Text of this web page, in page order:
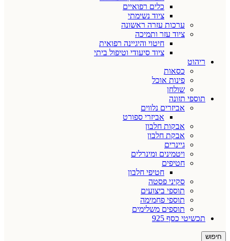
כלים רפואיים
ציוד נשימתי
ערכות עזרה ראשונה
ציוד עזר ותמיכה
חיטוי והיגיינה רפואית
ציוד סיעודי וטיפול ביתי
ריהוט
כסאות
פינות אוכל
שולחן
תוספי תזונה
אביזרים נלווים
אביזרי ספורט
אבקות חלבון
אבקת חלבון
גיינרים
ויטמינים ומינרלים
חטיפים
חטיפי חלבון
סקיני פסטה
תוספי ביצועים
תוספי פחמימה
תוספים משלימים
תכשיטי כסף 925
חיפוש